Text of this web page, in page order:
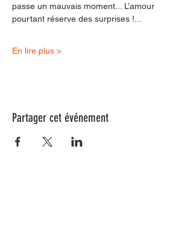
passe un mau­vais moment... L’amour
pourtant réserve des surprises !...
En lire plus >
Partager cet événement